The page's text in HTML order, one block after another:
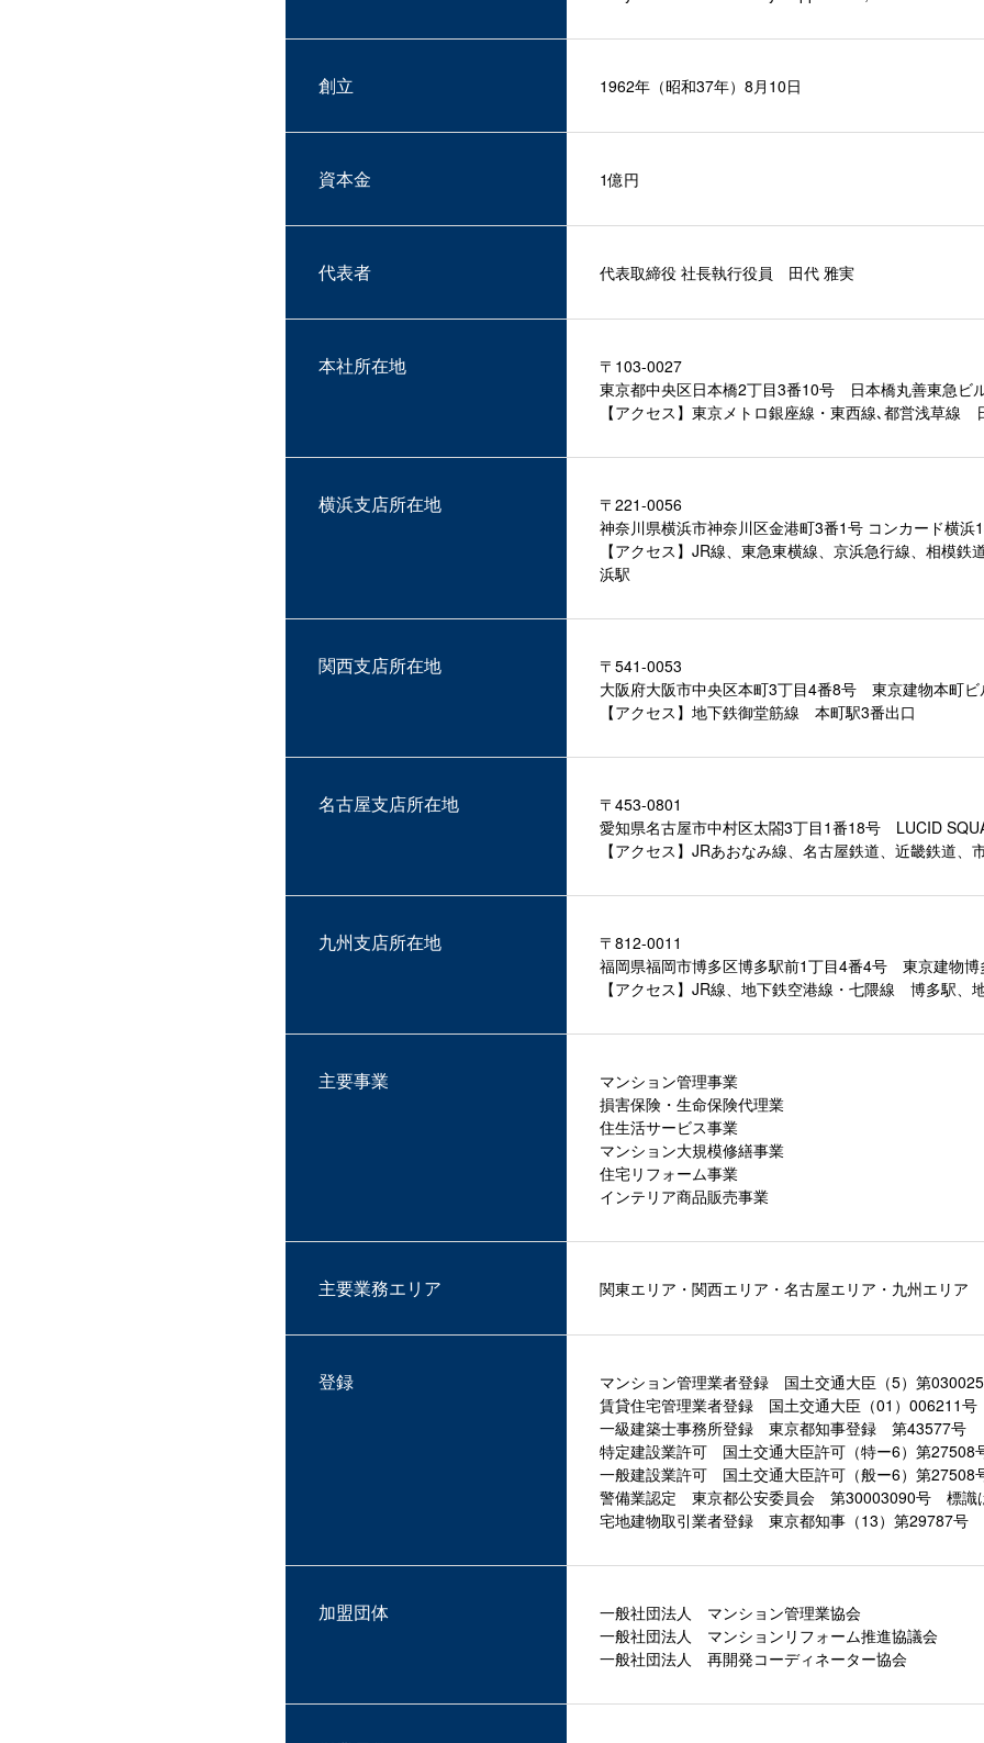
創立 1962年（昭和37年）8月10日
資本金 1億円
代表者 代表取締役 社長執行役員 田代 雅実
本社所在地
〒103-0027
東京都中央区日本橋2丁目3番10号 日本橋丸善東急ビ
【アクセス】東京メトロ銀座線・東西線､都営浅草
横浜支店所在地
〒221-0056
神奈川県横浜市神奈川区金港町3番1号 コンカード横浜
【アクセス】JR線、東急東横線、京浜急行線、相模
浜駅
関西支店所在地
〒541-0053
大阪府大阪市中央区本町3丁目4番8号 東京建物本町ビ
【アクセス】地下鉄御堂筋線 本町駅3番出口
名古屋支店所在地
〒453-0801
愛知県名古屋市中村区太閤3丁目1番18号 LUCID
【アクセス】JRあおなみ線、名古屋鉄道、近畿鉄道
九州支店所在地
〒812-0011
福岡県福岡市博多区博多駅前1丁目4番4号 東京建物博
【アクセス】JR線、地下鉄空港線・七隈線 博多駅
主要事業
マンション管理事業
損害保険・生命保険代理業
住生活サービス事業
マンション大規模修繕事業
住宅リフォーム事業
インテリア商品販売事業
主要業務エリア 関東エリア・関西エリア・名古屋エリア・九州エリア
登録 マンション管理業者登録 国土交通大臣（5）第
賃貸住宅管理業者登録 国土交通大臣（01）006211号
一級建築士事務所登録 東京都知事登録 第43577号
特定建設業許可 国土交通大臣許可（特ー6）第27508
一般建設業許可 国土交通大臣許可（般ー6）第27508
警備業認定 東京都公安委員会 第30003090号 標識
宅地建物取引業者登録 東京都知事（13）第29787号
加盟団体
一般社団法人 マンション管理業協会
一般社団法人 マンションリフォーム推進協議会
一般社団法人 再開発コーディネーター協会